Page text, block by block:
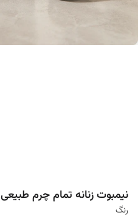
نیمبوت زنانه تمام چرم طبیعی ۳۶ تکسایز
رنگ